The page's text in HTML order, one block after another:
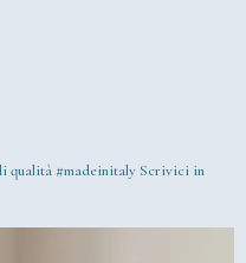
qualità #madeinitaly Scrivici in